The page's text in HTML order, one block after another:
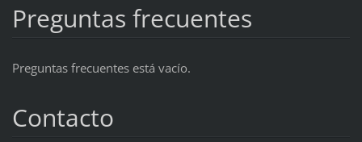
Preguntas frecuentes
Preguntas frecuentes está vacío.
Contacto